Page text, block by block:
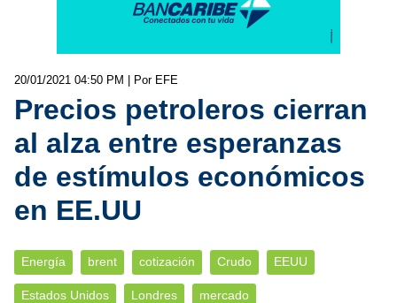
20/01/2021 04:50 PM | Por EFE
Precios petroleros cierran
al alza entre esperanzas
de estímulos económicos
en EE.UU
Energía brent cotización Crudo EEUU
Estados Unidos Londres mercado